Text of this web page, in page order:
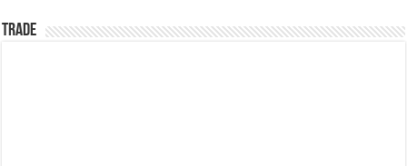
TRADE